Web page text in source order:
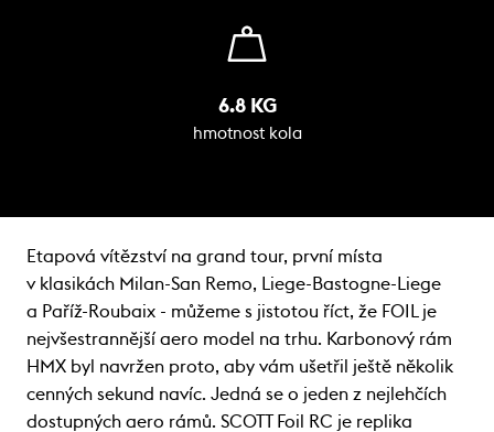
6.8 KG
hmotnost kola
Etapová vítězství na grand tour, první místa
v klasikách Milan-San Remo, Liege-Bastogne-Liege
a Paříž-Roubaix - můžeme s jistotou říct, že FOIL je
nejvšestrannější aero model na trhu. Karbonový rám
HMX byl navržen proto, aby vám ušetřil ještě několik
cenných sekund navíc. Jedná se o jeden z nejlehčích
dostupných aero rámů. SCOTT Foil RC je replika